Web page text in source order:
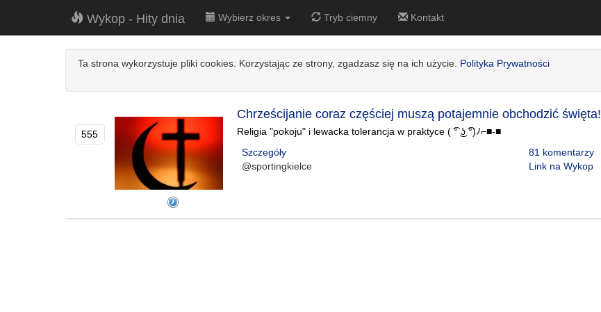
Wykop - Hity dnia Wybierz okres Tryb ciemny Kontakt
Ta strona wykorzystuje pliki cookies. Korzystając ze strony, zgadzasz się na ich użycie. Polityka Prywatności
555
Chrześcijanie coraz częściej muszą potajemnie obchodzić święta!
Religia "pokoju" i lewacka tolerancja w praktyce ( ͡° ͜ʖ ͡°)ﾉ⌐■-■
Szczegóły
@sportingkielce
81 komentarzy
Link na Wykop